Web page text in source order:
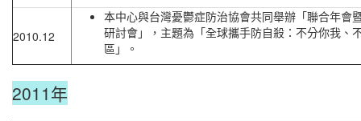
2010.12
本中心與台灣憂鬱症防治協會共同舉辦「聯合年會
研討會」，主題為「全球攜手防自殺：不分你我、
區」。
2011年